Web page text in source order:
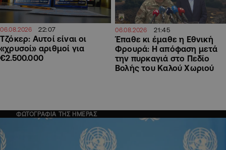
06.08.2026 22:07
Τζόκερ: Αυτοί είναι οι
«χρυσοί» αριθμοί για
€2.500.000
06.08.2026 21:45
Έπαθε κι έμαθε η Εθνική
Φρουρά: Η απόφαση μετά
την πυρκαγιά στο Πεδίο
Βολής του Καλού Χωριού
ΦΩΤΟΓΡΑΦΙΑ ΤΗΣ ΗΜΕΡΑΣ